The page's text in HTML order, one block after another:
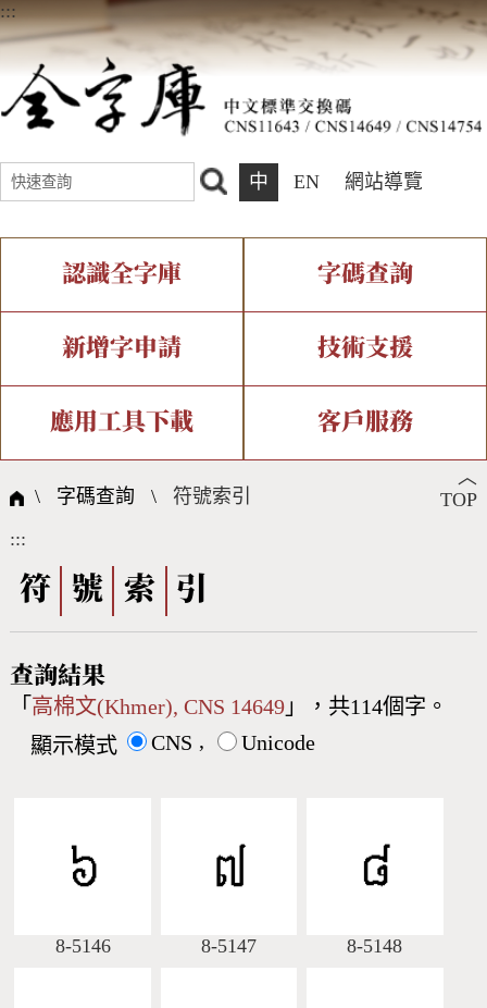
:::
中 EN 網站導覽
認識全字庫
全字庫介紹 全字庫現況
中文碼介紹 專有名詞介紹
國際字碼相關組織
字碼查詢
IDS查詢 部件查詢
複合查詢 注音查詢
筆畫查詢
筆順序查詢
Big5查詢 拼音查詢
新增字申請
新字申請處理流程
技術支援
字形即時顯示 造字解決方案
全字庫授權 轉碼Web Service
應用工具下載
個人電腦造字處理工具
字形下載
客戶服務
問題集
熱門查詢統計
︿
TOP
\ 字碼查詢 \符號索引
:::
符 號 索 引
查詢結果
「 高棉文(Khmer), CNS 14649」，共114個字。
顯示模式
CNS , Unicode
8-5146 8-5147 8-5148